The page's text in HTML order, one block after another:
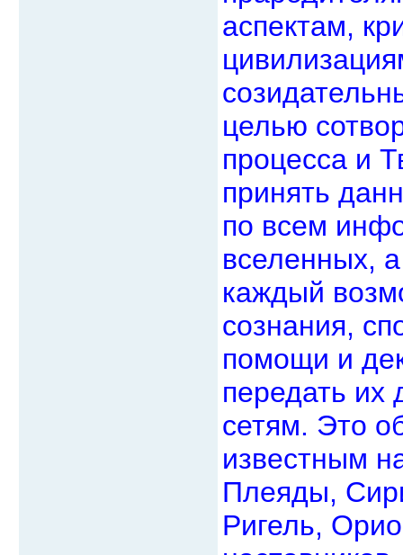
аспектам,
целью
процесса и
принять
по всем
вселенных,
каждый
сознания,
помощи и
передать их
сетям. Это
известным
Плеяды,
Ригель,